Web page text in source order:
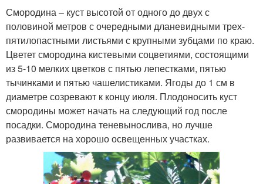
Смородина – куст высотой от одного до двух с
половиной метров с очередными дланевидными трех-
пятилопастными листьями с крупными зубцами по краю.
Цветет смородина кистевыми соцветиями, состоящими
из 5-10 мелких цветков с пятью лепестками, пятью
тычинками и пятью чашелистиками. Ягоды до 1 см в
диаметре созревают к концу июля. Плодоносить куст
смородины может начать на следующий год после
посадки. Смородина теневынослива, но лучше
развивается на хорошо освещенных участках.